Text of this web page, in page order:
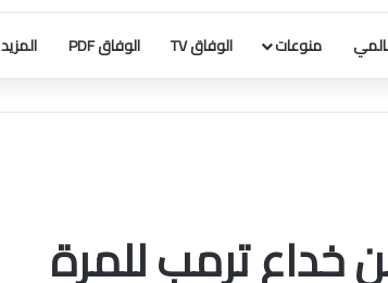
منوعات الوفاق TV الوفاق PDF المزيد
خداع ترمب للمرة